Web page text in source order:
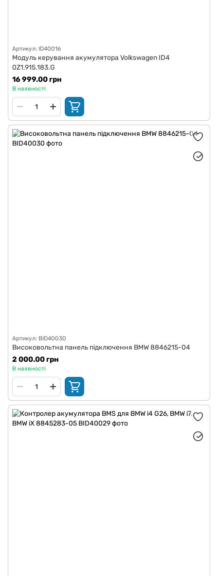
Артикул: ID40016
Модуль керування акумулятора Volkswagen ID4
0Z1.915.183.G
16 999.00 грн
В наявності
Артикул: BID40030
Високовольтна панель підключення BMW 8846215-04
2 000.00 грн
В наявності